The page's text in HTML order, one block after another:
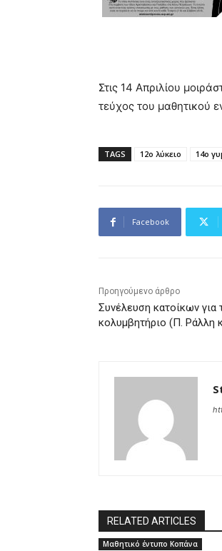
Στις 14 Απριλίου
τεύχος του μαθητικού
TAGS 12ο λύκειο 14ο
Facebook
Προηγούμενο άρθρο
Συνέλευση κατοίκων για
κολυμβητήριο (Π. Ράλλη
RELATED ARTICLES
Μαθητικό έντυπο Κοπάνα